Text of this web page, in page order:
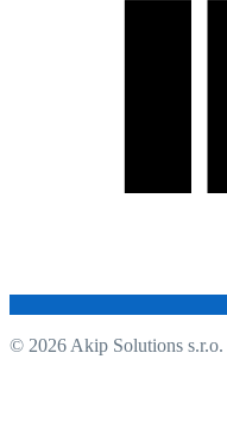
© 2026 Akip Solutions s.r.o.